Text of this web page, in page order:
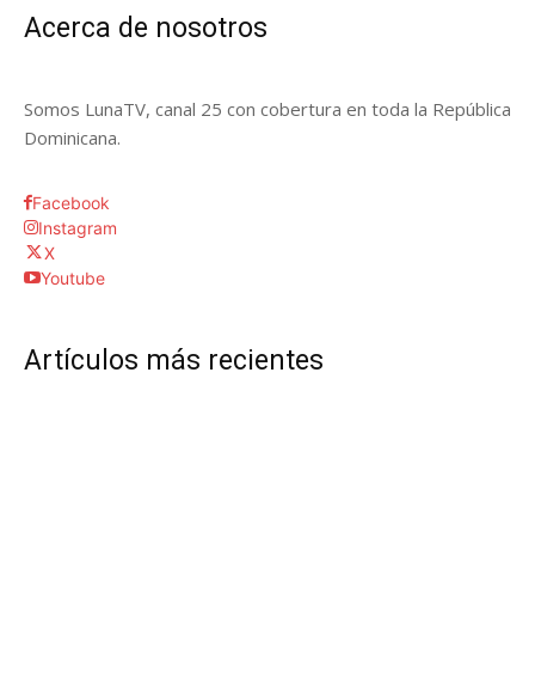
Acerca de nosotros
Somos LunaTV, canal 25 con cobertura en toda la República
Dominicana.
Facebook
Instagram
X
Youtube
Artículos más recientes